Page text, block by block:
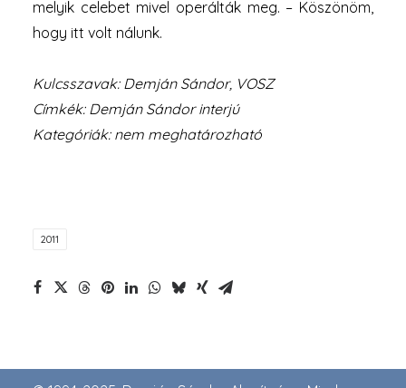
melyik celebet mivel operálták meg. – Köszönöm,
hogy itt volt nálunk.
Kulcsszavak: Demján Sándor, VOSZ
Címkék: Demján Sándor interjú
Kategóriák: nem meghatározható
2011